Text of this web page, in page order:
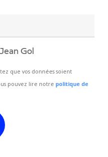
Gol
que vos données soient
pouvez lire notrepolitique de